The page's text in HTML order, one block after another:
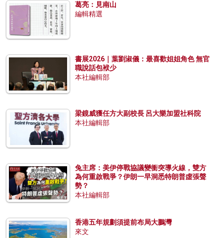
葛亮：見南山
編輯精選
書展2026｜葉劉淑儀：最喜歡姐姐角色 無官
職說話包袱少
本社編輯部
梁鏡威獲任方大副校長 呂大樂加盟社科院
本社編輯部
兔主席：美伊停戰協議變衝突導火線，雙方
為何重啟戰爭？伊朗一早洞悉特朗普虛張聲
勢？
本社編輯部
香港五年規劃須提前布局大鵬灣
來文